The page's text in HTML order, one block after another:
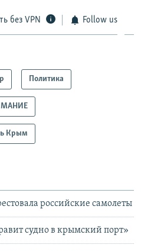
без VPN Follow us
Политика
Крым
российские самолеты
судно в крымский порт»